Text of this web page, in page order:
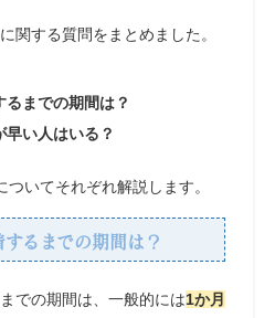
関する質問をまとめました。
るまでの期間は？
早い人はいる？
いてそれぞれ解説します。
るまでの期間は？
での期間は、一般的には1か月